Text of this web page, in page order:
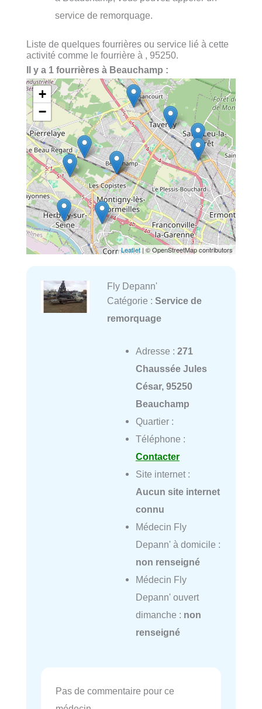
service de remorquage.
Liste de quelques fourrières ou service lié à cette
activité comme le fourrière à , 95250.
Il y a 1 fourrières à Beauchamp :
+
−
Leaflet| © OpenStreetMap contributors
Fly Depann'
Catégorie : Service de
remorquage
Adresse : 271
Chaussée Jules
César, 95250
Beauchamp
Quartier :
Téléphone :
Contacter
Site internet :
Aucun site internet
connu
Médecin Fly
Depann' à domicile :
non renseigné
Médecin Fly
Depann' ouvert
dimanche : non
renseigné
Pas de commentaire pour ce